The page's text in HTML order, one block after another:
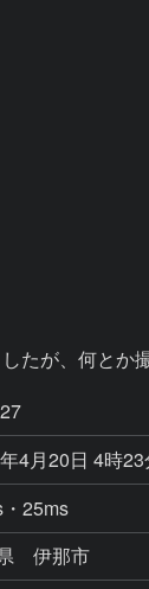
たが、何とか
4月20日 4時
25ms
伊那市